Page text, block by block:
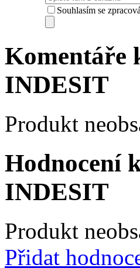
Souhlasím se
Komentáře
INDESIT
Produkt
Hodnocení
INDESIT
Produkt
Přidat